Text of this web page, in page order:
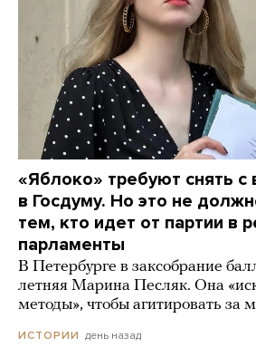
«Яблоко» требуют снять с
в Госдуму. Но это не
тем, кто идет от партии в
парламенты
В Петербурге в заксобрание
летняя Марина Песляк. Она
методы», чтобы агитировать за
ИСТОРИИ день назад